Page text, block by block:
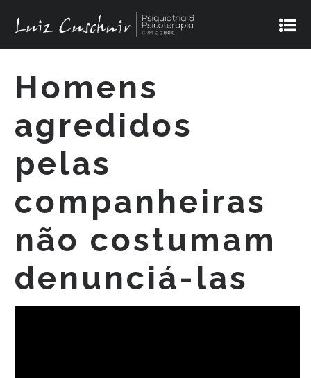
Homens
agredidos
pelas
companheiras
não costumam
denunciá-las